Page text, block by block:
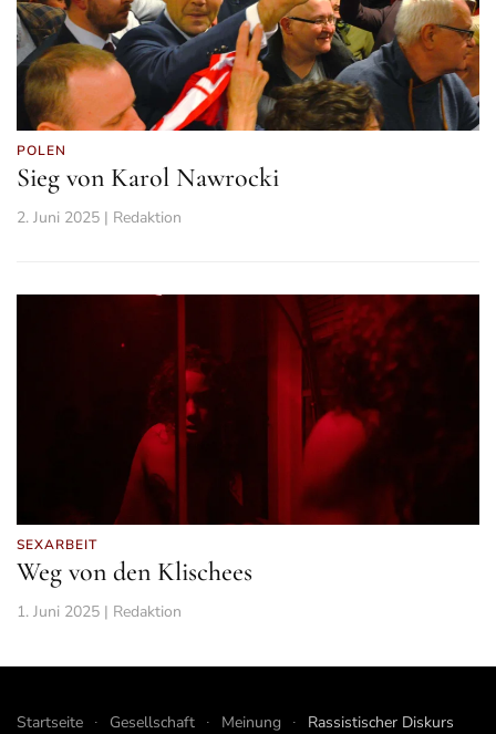
POLEN
Sieg von Karol Nawrocki
2. Juni 2025 | Redaktion
SEXARBEIT
Weg von den Klischees
1. Juni 2025 | Redaktion
Startseite Gesellschaft Meinung Rassistischer Diskurs